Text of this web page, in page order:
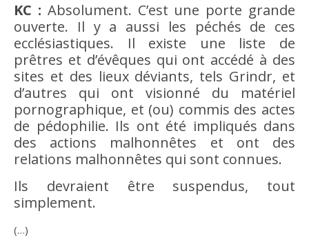
KC : Absolument. C’est une porte grande
ouverte. Il y a aussi les péchés de ces
ecclésiastiques. Il existe une liste de
prêtres et d’évêques qui ont accédé à des
sites et des lieux déviants, tels Grindr, et
d’autres qui ont visionné du matériel
pornographique, et (ou) commis des actes
de pédophilie. Ils ont été impliqués dans
des actions malhonnêtes et ont des
relations malhonnêtes qui sont connues.
Ils devraient être suspendus, tout
simplement.
(…)